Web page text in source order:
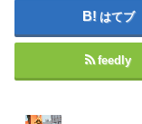
はてブ
feedly